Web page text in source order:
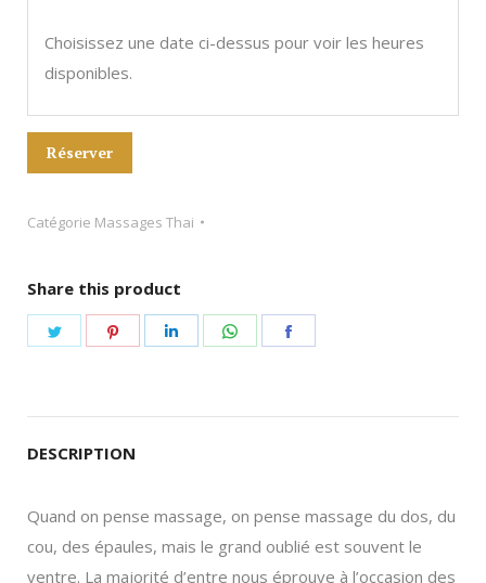
Choisissez une date ci-dessus pour voir les heures
disponibles.
Réserver
Catégorie Massages Thai
Share this product
Share
Share
Share
Share
DESCRIPTION
Quand on pense massage, on pense massage du dos, du
cou, des épaules, mais le grand oublié est souvent le
ventre. La majorité d’entre nous éprouve à l’occasion des